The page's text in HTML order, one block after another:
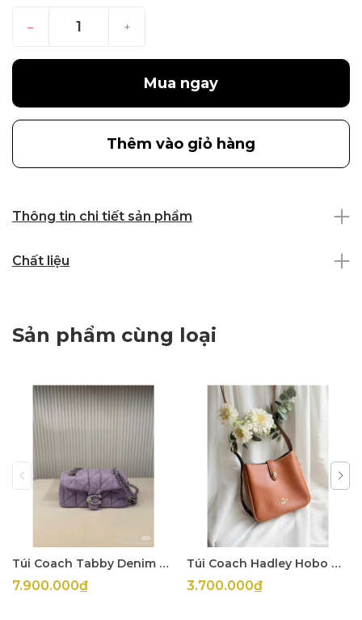
– +
Mua ngay
Thêm vào giỏ hàng
Thông tin chi tiết sản phẩm
Chất liệu
Sản phẩm cùng loại
Túi Coach Tabby Denim Tím
7.900.000₫
Túi Coach Hadley Hobo Mini
3.700.000₫